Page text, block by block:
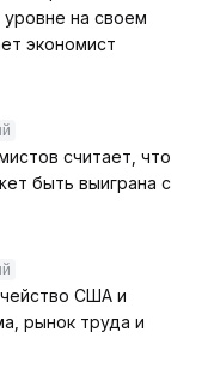
на своем
экономист
считает, что
быть выиграна с
США и
рынок труда и